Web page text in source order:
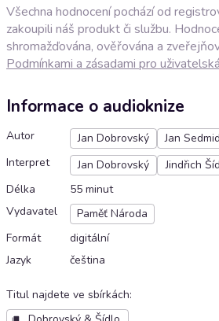
Všechna hodnocení pochází od
zakoupili náš produkt či službu.
shromažďována, ověřována a
Podmínkami a zásadami pro
Informace o audioknize
Autor Jan Dobrovský Jan
Interpret
Jan Dobrovský
Jindřich
Délka
55 minut
Vydavatel
Paměť Národa
Formát
digitální
Jazyk
čeština
Titul najdete ve sbírkách: